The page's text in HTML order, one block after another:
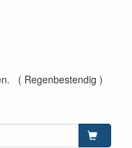
( Regenbestendig )